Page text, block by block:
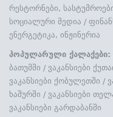
რესტორნები,
სოციალური მედია /
ენერგეტიკა, ინჟინერია
პოპულარული ქალაქები:
ბათუმში / ვაკანსიები
ვაკანსიები ქობულეთში /
ხაშურში / ვაკანსიები
ვაკანსიები გარდაბანში